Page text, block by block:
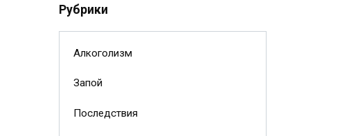
Рубрики
Алкоголизм
Запой
Последствия